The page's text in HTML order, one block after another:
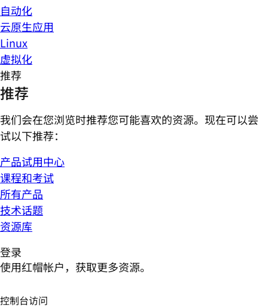
自动化
云原生应用
Linux
虚拟化
推荐
推荐
我们会在您浏览时推荐您可能喜欢的资源。现在可以尝
试以下推荐：
产品试用中心
课程和考试
所有产品
技术话题
资源库
登录
使用红帽帐户，获取更多资源。
控制台访问